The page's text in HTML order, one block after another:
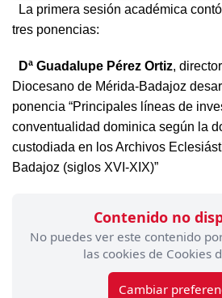
La primera sesión académica
tres ponencias:
Dª Guadalupe Pérez Ortiz,
Diocesano de Mérida-Badajoz
ponencia “Principales líneas de
conventualidad dominica según la
custodiada en los Archivos
Badajoz (siglos XVI-XIX)”
Contenido no
No puedes ver este contenido
las cookies de Cookies
Cambiar